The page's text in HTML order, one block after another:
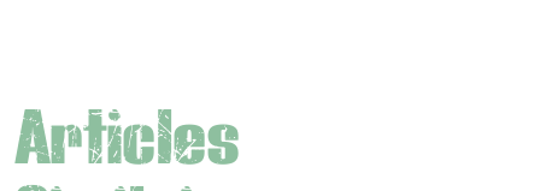
Articles